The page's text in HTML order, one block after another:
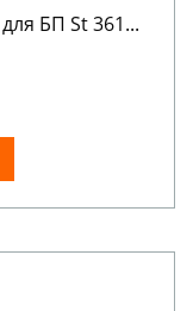
БП St 361...